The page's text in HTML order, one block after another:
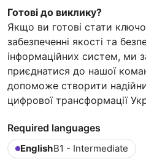
Готові до виклику?
Якщо ви готові стати
забезпеченні якості та
інформаційних систем, ми
приєднатися до нашої
допоможе створити
цифрової трансформації
Required languages
EnglishB1 - Intermediate